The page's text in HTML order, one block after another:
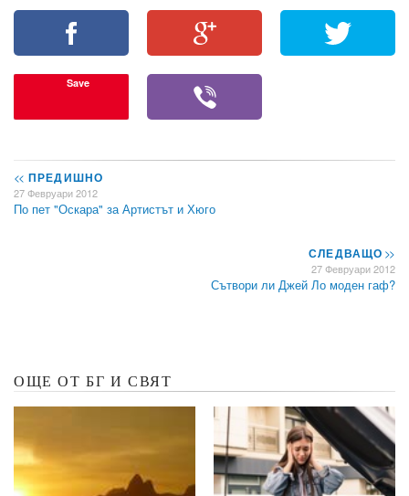
Save
<< ПРЕДИШНО
27 Февруари 2012
По пет "Оскара" за Артистът и Хюго
СЛЕДВАЩО>>
27 Февруари 2012
Сътвори ли Джей Ло моден гаф?
ОЩЕ ОТ БГ И СВЯТ